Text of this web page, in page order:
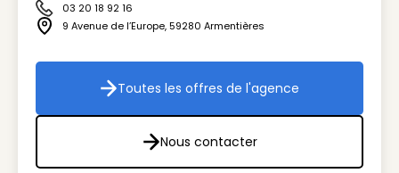
Icône téléphone
03 20 18 92 16
Icône adresse
9 Avenue de l’Europe,59280 Armentières
Toutes les offres de l'agence
Toutes les offres de l'agence
Nous contacter
Nous contacter